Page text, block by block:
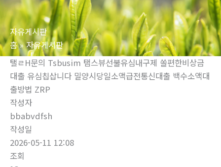
너
뛰
기 자유게시판
홈
자유게시판
탤ㄹH문의 Tsbusim 탬스뷰선불유심내구제 쏠편한비상금
대출 유심칩삽니다 밀양시당일소액급전통신대출 백수소액대
출방법 ZRP
작성자
bbabvdfsh
작성일
2026-05-11 12:08
조회